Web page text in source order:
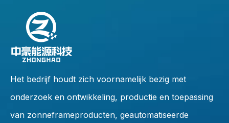
Het bedrijf houdt zich voornamelijk bezig met
onderzoek en ontwikkeling, productie en toepassing
van zonneframeproducten, geautomatiseerde